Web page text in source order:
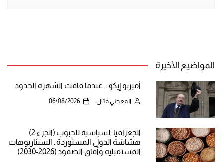
المواضيع الأخيرة
أمبرتو إيكو .. عندما فاقت الشهرة الحدود
المعطي قبّال 06/08/2026
الجغرافيا السياسية للحبوب (الجزء 2)
هشاشة الدول المستوردة.. السيناريوهات
المستقبلية وآفاق الصمود (2026-2030)